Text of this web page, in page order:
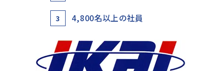
3 4,800名以上の社員